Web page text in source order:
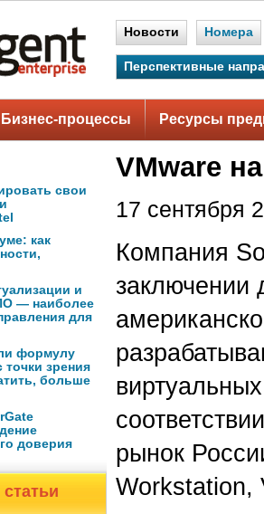
Новости Номера
Перспективные
Бизнес-процессы Ресурсы
свои
как
и
— наиболее
для
формулу
зрения
больше
доверия
VMware
17 сентября
Компания
заключении
рынок
Workstation,